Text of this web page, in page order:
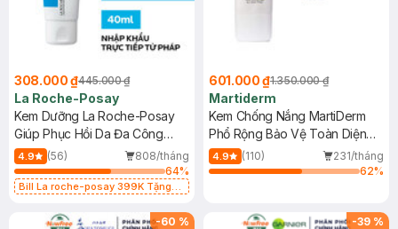
308.000 ₫445.000 ₫
La Roche-Posay
Kem Dưỡng La Roche-Posay
Giúp Phục Hồi Da Đa Công
Dụng 40ml
4.9 (56)
808/tháng
64%
Bill La roche-posay 399K Tặng
(SL có hạn)
601.000 ₫1.350.000 ₫
Martiderm
Kem Chống Nắng MartiDerm
Phổ Rộng Bảo Vệ Toàn Diện
40ml
4.9 (110)
231/tháng
62%
-60 % -39 %